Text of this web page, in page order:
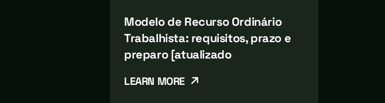
Modelo de Recurso Ordinário
Trabalhista: requisitos, prazo e
preparo [atualizado
LEARN MORE